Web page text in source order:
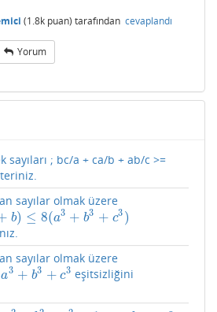
(1.8k puan) tarafından cevaplandı
Yorum
sayıları ; bc/a + ca/b + ab/c >=
sayılar olmak üzere
b) ≤ 8(a3 + b3 + c3 )
+ b3 +c3 )
sayılar olmak üzere
a3 + b3 + c3
+c3
eşitsizliğini